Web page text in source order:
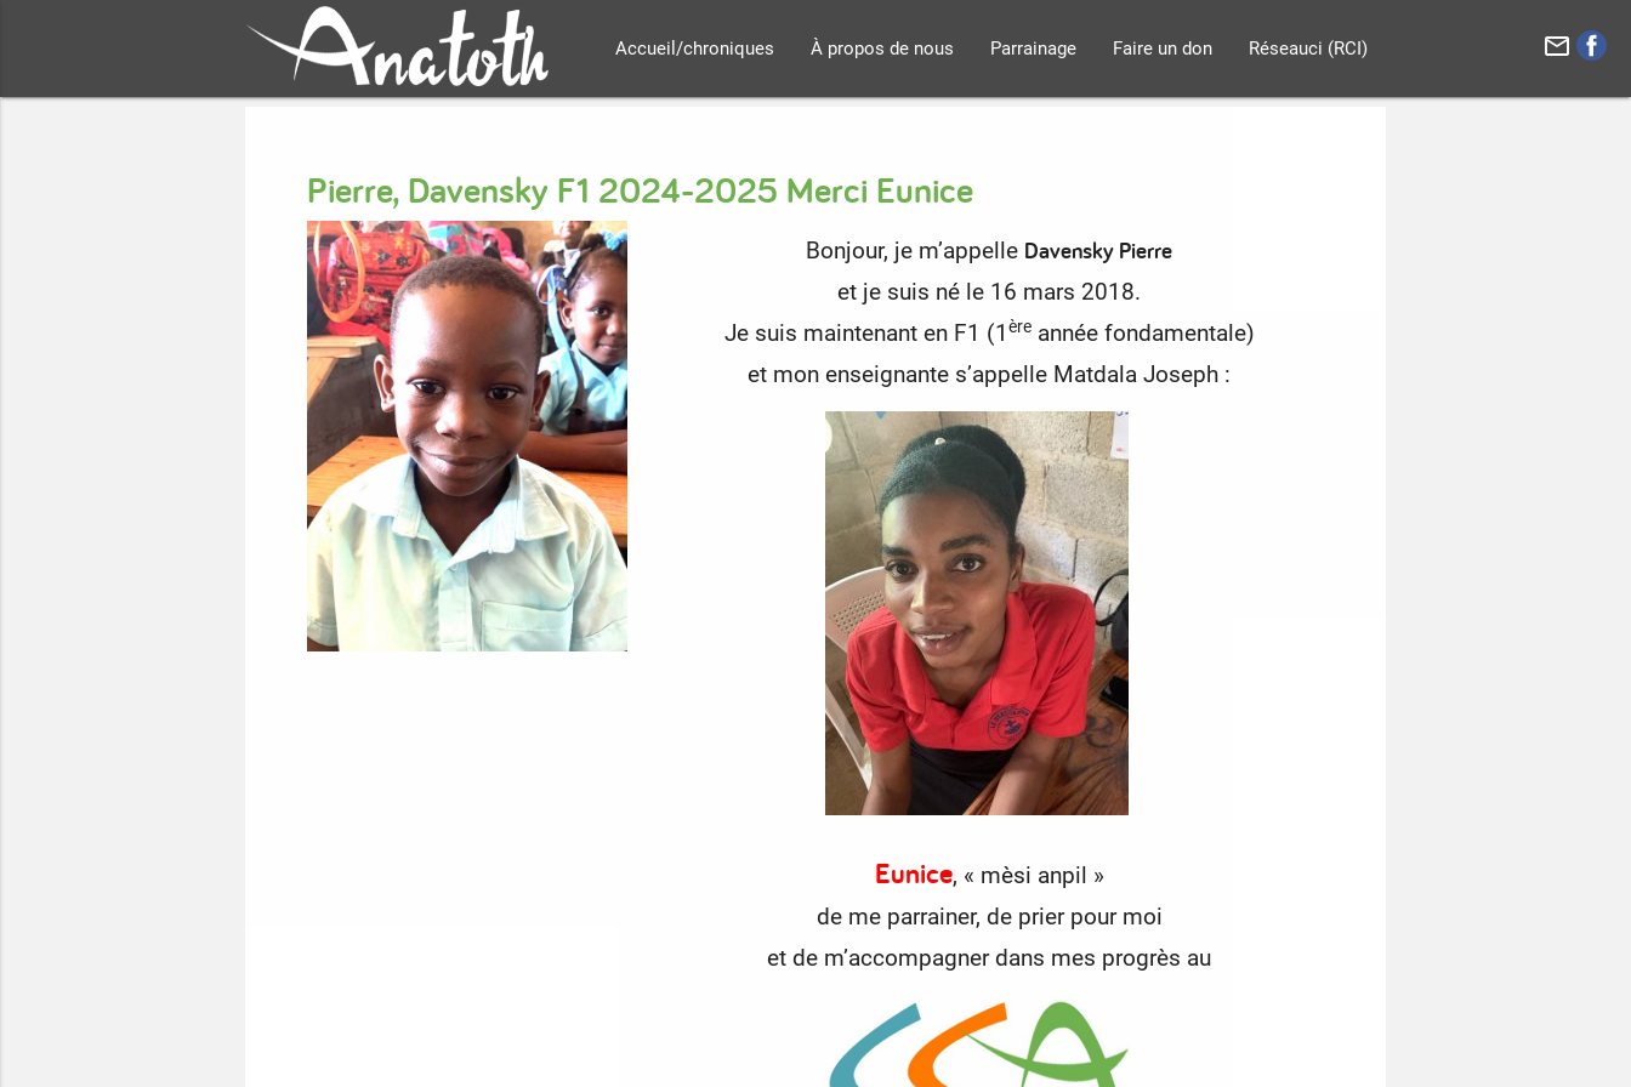
Accueil/chroniques À propos de nous Parrainage Faire un don Réseauci (RCI) mail_outline
Pierre, Davensky F1 2024-2025 Merci Eunice
Bonjour, je m’appelle Davensky Pierre
et je suis né le 16 mars 2018.
Je suis maintenant en F1 (1 èreannée fondamentale)
et mon enseignante s’appelle Matdala Joseph :
Eunice, « mèsi anpil »
de me parrainer, de prier pour moi
et de m’accompagner dans mes progrès au